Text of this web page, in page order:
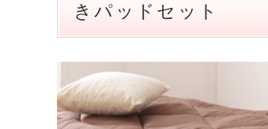
きパッドセット